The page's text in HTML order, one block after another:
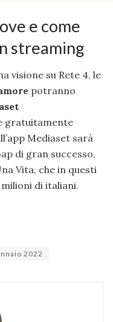
e come
streaming
visione su Rete 4, le
potranno
gratuitamente
Mediaset sarà
di gran successo,
Vita, che in questi
di italiani.
2022